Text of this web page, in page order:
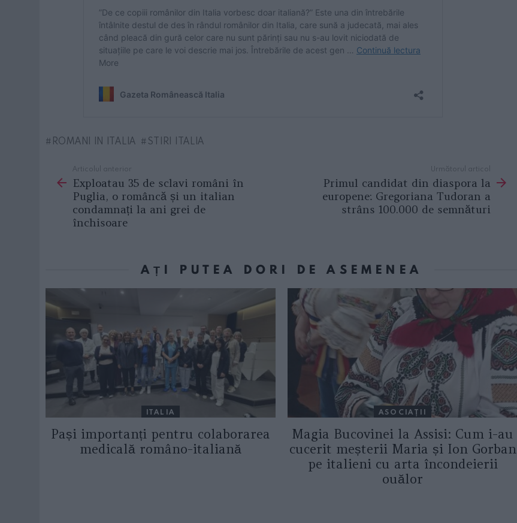
ROMANI IN ITALIA STIRI ITALIA
more
Articolul anterior
Exploatau 35 de sclavi români în
Puglia, o româncă și un italian
condamnați la ani grei de
închisoare
Următorul articol
Primul candidat din diaspora la
europene: Gregoriana Tudoran a
strâns 100.000 de semnături
AȚI PUTEA DORI DE ASEMENEA
ITALIA
Pași importanți pentru colaborarea
medicală româno-italiană
ASOCIAŢII
Magia Bucovinei la Assisi: Cum i-au
cucerit meșterii Maria și Ion Gorban
pe italieni cu arta încondeierii
ouălor